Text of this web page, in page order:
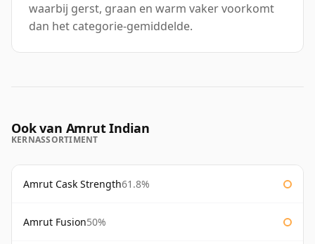
waarbij gerst, graan en warm vaker voorkomt
dan het categorie-gemiddelde.
Ook van Amrut Indian
KERNASSORTIMENT
Amrut Cask Strength61.8%
Amrut Fusion50%